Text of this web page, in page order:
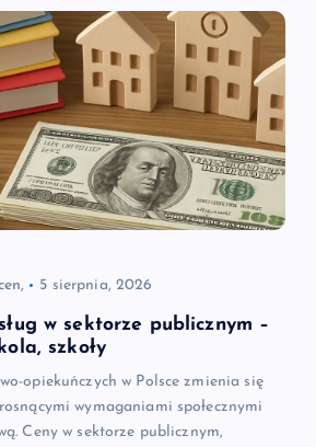
5 sierpnia, 2026
w sektorze publicznym –
szkoły
opiekuńczych w Polsce zmienia się
wymaganiami społecznymi
Ceny w sektorze publicznym,